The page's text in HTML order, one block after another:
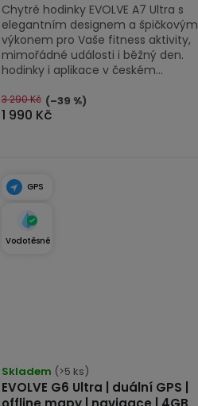
5
hvězdiček.
1 990 Kč
3 290 Kč (–39 %)
Chytré hodinky EVOLVE A7 Ultra s
elegantním designem a špičkovým
výkonem pro Vaše fitness aktivity,
mimořádné události i běžný den.
hodinky i aplikace v českém...
GPS
Vodotěsné
EVOLVE G6 Ultra | duální GPS |
hodnocení
produktu
Skladem (>5 ks)